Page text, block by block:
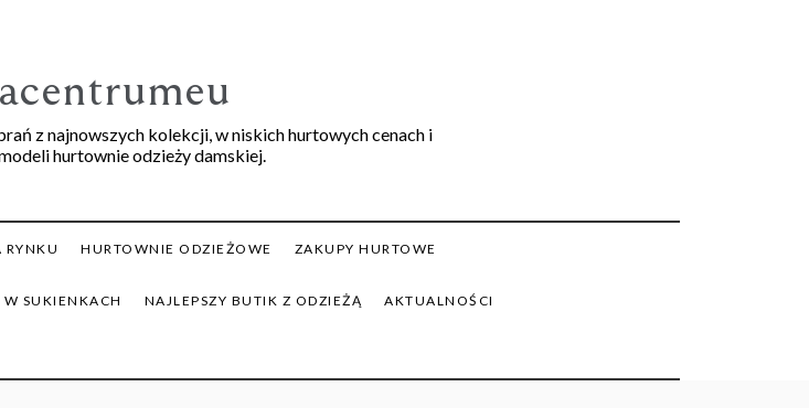
z najnowszych kolekcji, w niskich hurtowych cenach i
hurtownie odzieży damskiej.
RYNKU HURTOWNIE ODZIEŻOWE ZAKUPY HURTOWE
SUKIENKACH NAJLEPSZY BUTIK Z ODZIEŻĄ AKTUALNOŚCI